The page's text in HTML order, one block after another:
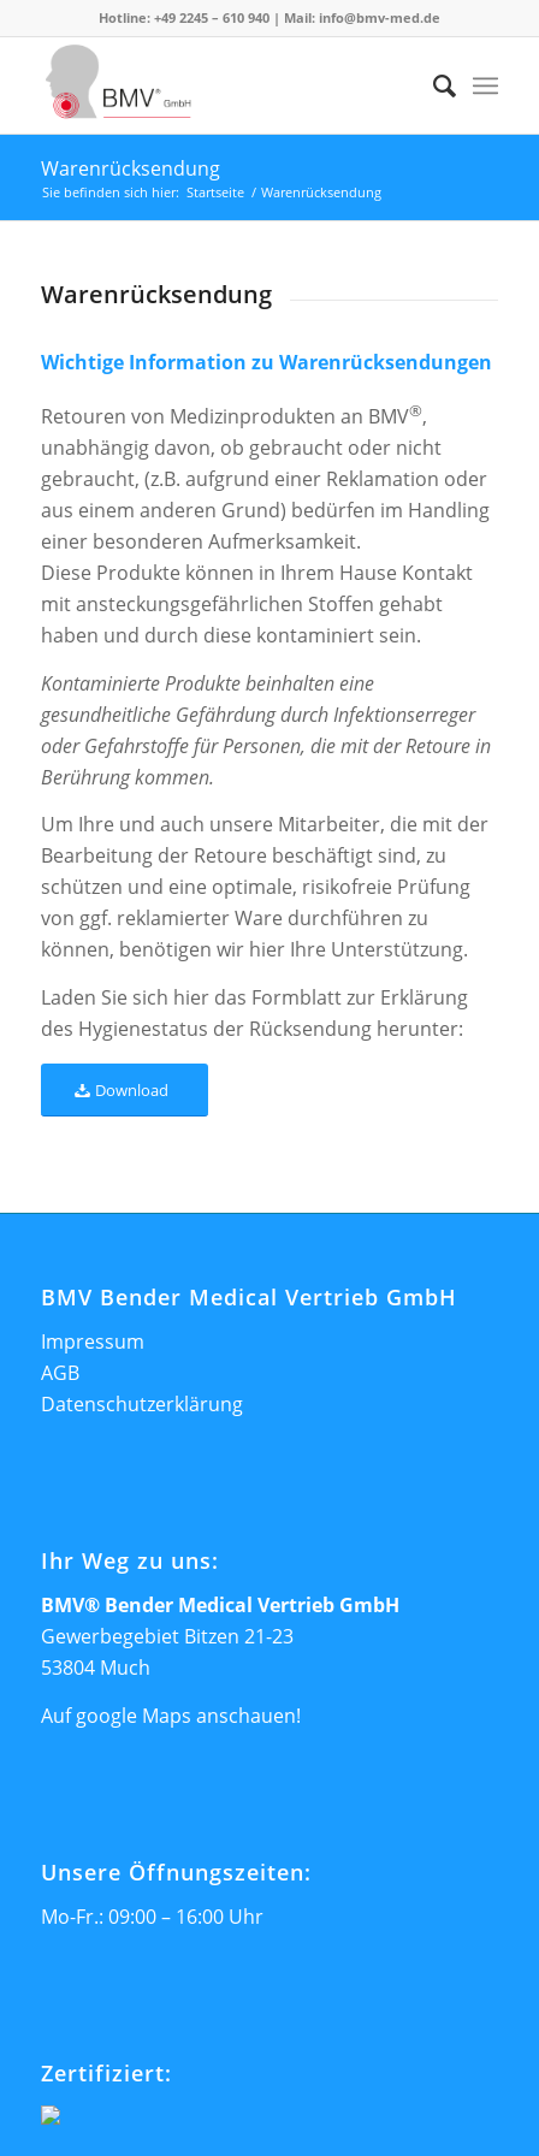
Hotline: +49 2245 – 610 940 | Mail: info@bmv-med.de
Warenrücksendung
Sie befinden sich hier: Startseite / Warenrücksendung
Warenrücksendung
Wichtige Information zu Warenrücksendungen
Retouren von Medizinprodukten an BMV®,
unabhängig davon, ob gebraucht oder nicht
gebraucht, (z.B. aufgrund einer Reklamation oder
aus einem anderen Grund) bedürfen im Handling
einer besonderen Aufmerksamkeit.
Diese Produkte können in Ihrem Hause Kontakt
mit ansteckungsgefährlichen Stoffen gehabt
haben und durch diese kontaminiert sein.
Kontaminierte Produkte beinhalten eine
gesundheitliche Gefährdung durch Infektionserreger
oder Gefahrstoffe für Personen, die mit der Retoure in
Berührung kommen.
Um Ihre und auch unsere Mitarbeiter, die mit der
Bearbeitung der Retoure beschäftigt sind, zu
schützen und eine optimale, risikofreie Prüfung
von ggf. reklamierter Ware durchführen zu
können, benötigen wir hier Ihre Unterstützung.
Laden Sie sich hier das Formblatt zur Erklärung
des Hygienestatus der Rücksendung herunter:
Download
BMV Bender Medical Vertrieb GmbH
Impressum
AGB
Datenschutzerklärung
Ihr Weg zu uns:
BMV® Bender Medical Vertrieb GmbH
Gewerbegebiet Bitzen 21-23
53804 Much
Auf google Maps anschauen!
Unsere Öffnungszeiten:
Mo-Fr.: 09:00 – 16:00 Uhr
Zertifiziert: